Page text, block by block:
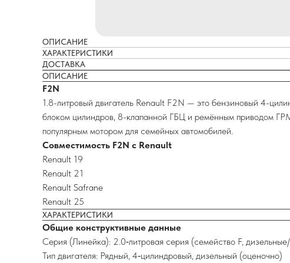
ОПИСАНИЕ
ХАРАКТЕРИСТИКИ
ДОСТАВКА
ОПИСАНИЕ
F2N
1.8-литровый двигатель Renault F2N — это бензиновый 4-
блоком цилиндров, 8-клапанной ГБЦ и ремённым приводом
популярным мотором для семейных автомобилей.
Совместимость F2N с Renault
Renault 19
Renault 21
Renault Safrane
Renault 25
ХАРАКТЕРИСТИКИ
Общие конструктивные данные
Серия (Линейка): 2.0‑литровая серия (семейство F,
Тип двигателя: Рядный, 4‑цилиндровый, дизельный (оценочно)